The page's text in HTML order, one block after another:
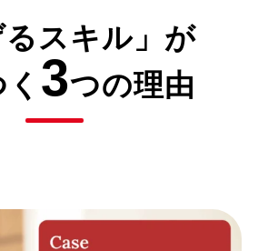
るスキル」が
3つの理由